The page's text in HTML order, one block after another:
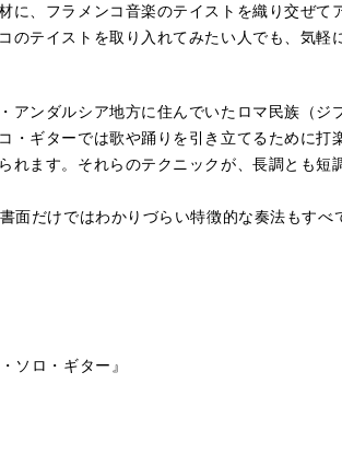
、フラメンコ音楽のテイストを織り交ぜ
テイストを取り入れてみたい人でも、気軽
ンダルシア地方に住んでいたロマ民族（
・ギターでは歌や踊りを引き立てるために
れます。それらのテクニックが、長調とも
だけではわかりづらい特徴的な奏法もすべ
ソロ・ギター』